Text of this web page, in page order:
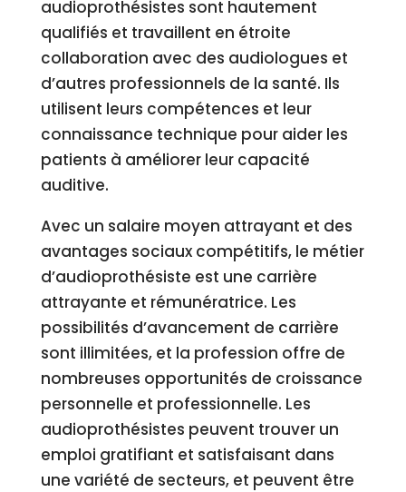
audioprothésistes sont hautement
qualifiés et travaillent en étroite
collaboration avec des audiologues et
d’autres professionnels de la santé. Ils
utilisent leurs compétences et leur
connaissance technique pour aider les
patients à améliorer leur capacité
auditive.
Avec un salaire moyen attrayant et des
avantages sociaux compétitifs, le métier
d’audioprothésiste est une carrière
attrayante et rémunératrice. Les
possibilités d’avancement de carrière
sont illimitées, et la profession offre de
nombreuses opportunités de croissance
personnelle et professionnelle. Les
audioprothésistes peuvent trouver un
emploi gratifiant et satisfaisant dans
une variété de secteurs, et peuvent être